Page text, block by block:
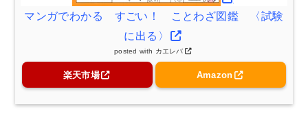
マンガでわかる すごい！ ことわざ図鑑 〈試験
に出る〉
posted with カエレバ
楽天市場 Amazon